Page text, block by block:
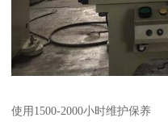
使用1500-2000小时维护保养